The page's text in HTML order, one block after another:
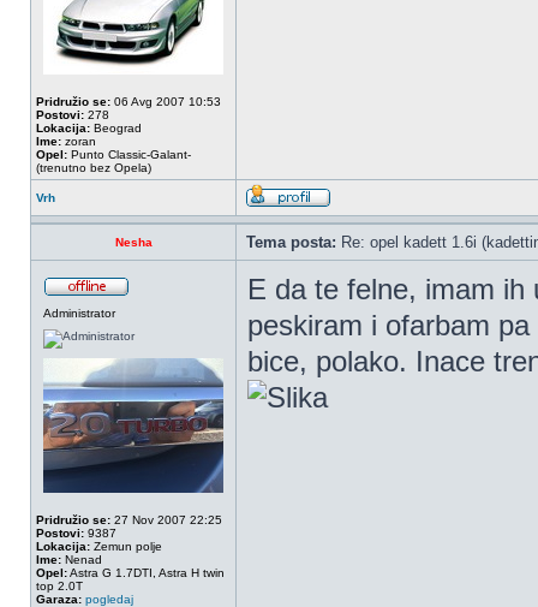
Pridružio se: 06 Avg 2007 10:53
Postovi: 278
Lokacija: Beograd
Ime: zoran
Opel: Punto Classic-Galant-
(trenutno bez Opela)
Vrh
Nesha Tema posta: Re: opel kadett 1.6i
Administrator
Pridružio se: 27 Nov 2007 22:25
Postovi: 9387
Lokacija: Zemun polje
Ime: Nenad
Opel:Astra G 1.7DTI, Astra H twin
top 2.0T
Garaza: pogledaj
E da te felne, imam ih
peskiram i ofarbam
bice, polako. Inace